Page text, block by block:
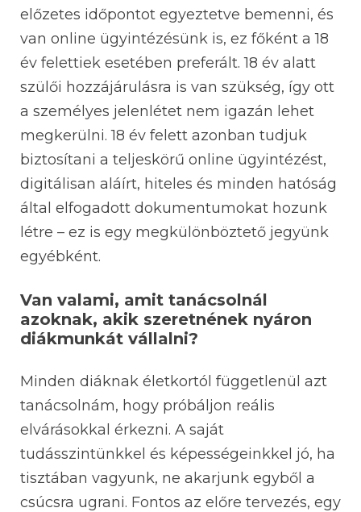
előzetes időpontot egyeztetve bemenni, és
van online ügyintézésünk is, ez főként a 18
év felettiek esetében preferált. 18 év alatt
szülői hozzájárulásra is van szükség, így ott
a személyes jelenlétet nem igazán lehet
megkerülni. 18 év felett azonban tudjuk
biztosítani a teljeskörű online ügyintézést,
digitálisan aláírt, hiteles és minden hatóság
által elfogadott dokumentumokat hozunk
létre – ez is egy megkülönböztető jegyünk
egyébként.
Van valami, amit tanácsolnál
azoknak, akik szeretnének nyáron
diákmunkát vállalni?
Minden diáknak életkortól függetlenül azt
tanácsolnám, hogy próbáljon reális
elvárásokkal érkezni. A saját
tudásszintünkkel és képességeinkkel jó, ha
tisztában vagyunk, ne akarjunk egyből a
csúcsra ugrani. Fontos az előre tervezés, egy